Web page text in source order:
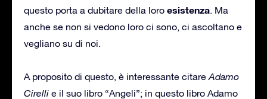
questo porta a dubitare della loro esistenza. Ma
anche se non si vedono loro ci sono, ci ascoltano e
vegliano su di noi.
A proposito di questo, è interessante citare Adamo
Cirelli e il suo libro “Angeli”; in questo libro Adamo